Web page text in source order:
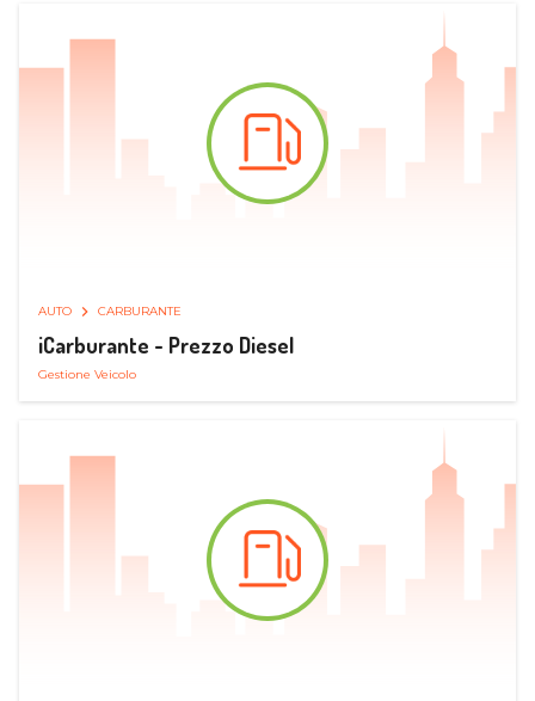
AUTO CARBURANTE
iCarburante - Prezzo Diesel
Gestione Veicolo